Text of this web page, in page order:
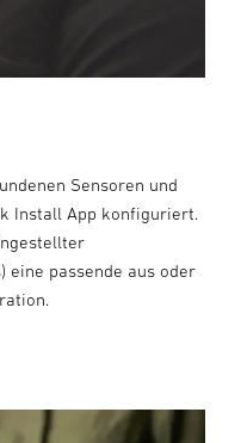
Sensoren und
Install App konfiguriert.
eine passende aus oder